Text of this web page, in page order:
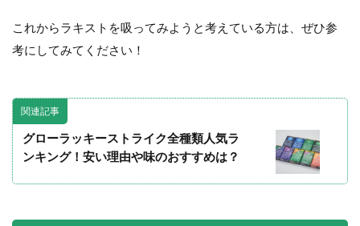
これからラキストを吸ってみようと考えている方は、ぜひ参
考にしてみてください！
関連記事
グローラッキーストライク全種類人気ラ
ンキング！安い理由や味のおすすめは？